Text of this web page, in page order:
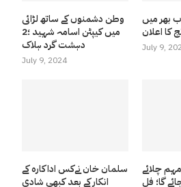
وطن دشمنوں کے ساتھ لڑائی
میں کیپٹن اسامہ شہید ؛2
دہشت گرد ہلاک
July 9, 2024
بھر میں
کا اعلان
July 9,
سلمان خان نےکس اداکارہ کے
انکار کے بعد کبھی شادی
چلائے
گا؛ فل